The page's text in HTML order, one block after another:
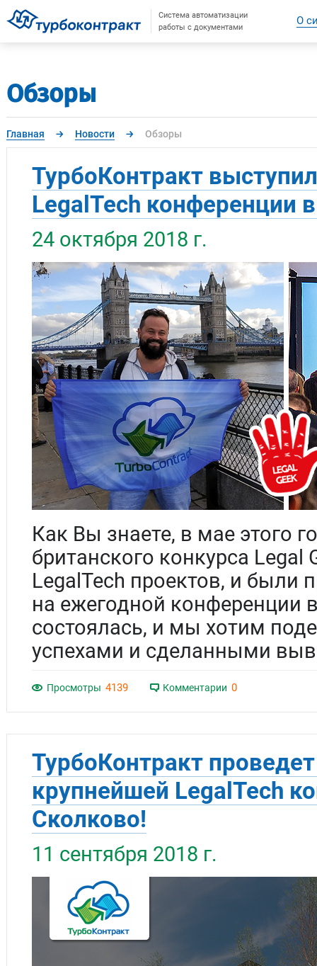
Система автоматизации
работы с документами
О
Обзоры
Главная → Новости → Обзоры
ТурбоКонтракт
LegalTech конференции
24 октября 2018 г.
Как Вы знаете, в мае этого
британского конкурса Legal
LegalTech проектов, и были
на ежегодной конференции
состоялась, и мы хотим
успехами и сделанными
Просмотры 4139 Комментарии 0
ТурбоКонтракт
крупнейшей LegalTech
Сколково!
11 сентября 2018 г.